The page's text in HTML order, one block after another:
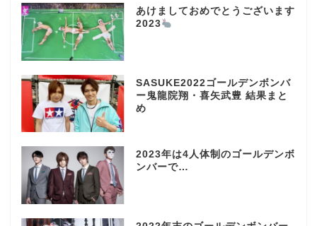
あけましておめでとうございます
2023
SASUKE2022ゴールデンボンバ
ー鬼龍院翔・喜矢武豊 結果まと
め
2023年は4人体制のゴールデンボ
ンバーで…